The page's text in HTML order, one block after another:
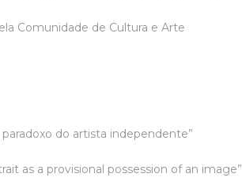
Comunidade de Cultura e Arte
paradoxo do artista independente”
as a provisional possession of an image”